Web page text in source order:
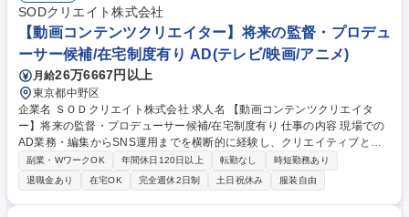
へのディレクション ■若手メンバーへのデザイン指導・レビュー ■国内外
市場を見据えたブランド価値向上施策の推進 募集職種 【商品・販促物デ
ザイン／制作ディレクター】チーフ採用／老舗文具メーカー
SODクリエイト株式会社
【動画コンテンツクリエイター】将来の監督・プロデュ
ーサー候補/在宅制度有り AD(テレビ/映画/アニメ)
月給26万6667円以上
東京都中野区
企業名 ＳＯＤクリエイト株式会社 求人名 【動画コンテンツクリエイタ
ー】将来の監督・プロデューサー候補/在宅制度有り 仕事の内容 現場での
AD業務・編集からSNS運用までを横断的に経験し、クリエイティブとマ
ーケティングの両視点を持つ「次世代のヒットメーカー」を目指していた
だきます。以下業務詳細となります。 ■制作実務： AD業務（現場サポー
ト）、撮影、動画編集（本編・PR用など）。 ■デジタル運用： SNS運
用、およびそれに付随するマーケティング施策の実行。 ■研修期間： 入社
副業・WワークOK 年間休日120日以上 転勤なし
時短勤務あり
退職金あり
在宅OK 完全週休2日制 土日祝休み 服装自由